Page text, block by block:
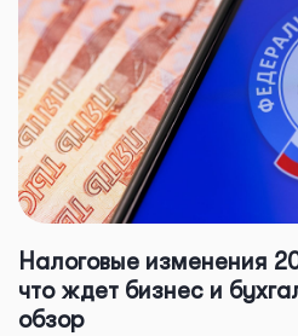
Налоговые изменения
что ждет бизнес и
обзор